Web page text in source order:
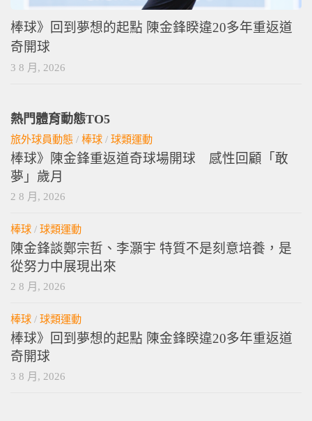
棒球》回到夢想的起點 陳金鋒睽違20多年重返道
奇開球
3 8 月, 2026
熱門體育動態TO5
旅外球員動態 / 棒球 / 球類運動
棒球》陳金鋒重返道奇球場開球 感性回顧「敢
夢」歲月
2 8 月, 2026
棒球 / 球類運動
陳金鋒談鄭宗哲、李灝宇 特質不是刻意培養，是
從努力中展現出來
2 8 月, 2026
棒球 / 球類運動
棒球》回到夢想的起點 陳金鋒睽違20多年重返道
奇開球
3 8 月, 2026